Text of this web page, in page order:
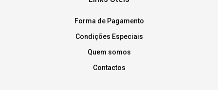
Forma de Pagamento
Condições Especiais
Quem somos
Contactos